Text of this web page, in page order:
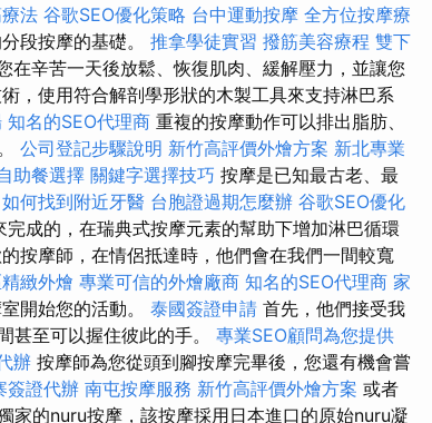
法 谷歌SEO優化策略 台中運動按摩 全方位按摩療
段按摩的基礎。 推拿學徒實習 撥筋美容療程 雙下
在辛苦一天後放鬆、恢復肌肉、緩解壓力，並讓您
，使用符合解剖學形狀的木製工具來支持淋巴系
知名的SEO代理商 重複的按摩動作可以排出脂肪、
公司登記步驟說明 新竹高評價外燴方案 新北專業
助餐選擇 關鍵字選擇技巧 按摩是已知最古老、最
如何找到附近牙醫 台胞證過期怎麼辦 谷歌SEO優化
成的，在瑞典式按摩元素的幫助下增加淋巴循環
按摩師，在情侶抵達時，他們會在我們一間較寬
緻外燴 專業可信的外燴廠商 知名的SEO代理商 家
開始您的活動。 泰國簽證申請 首先，他們接受我
甚至可以握住彼此的手。 專業SEO顧問為您提供
辦 按摩師為您從頭到腳按摩完畢後，您還有機會嘗
簽證代辦 南屯按摩服務 新竹高評價外燴方案 或者
家的nuru按摩，該按摩採用日本進口的原始nuru凝